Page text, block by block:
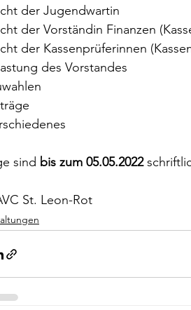
der Jugendwartin
der Vorständin Finanzen
der Kassenprüferinnen
des Vorstandes
sind bis zum 05.05.2022
St. Leon-Rot